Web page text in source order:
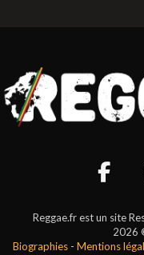
Reggae.fr est un site
2026
Biographies- Mentions